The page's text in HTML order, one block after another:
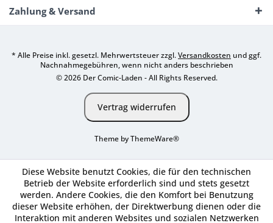
Zahlung & Versand
* Alle Preise inkl. gesetzl. Mehrwertsteuer zzgl.Versandkosten und ggf.
Nachnahmegebühren, wenn nicht anders beschrieben
© 2026 Der Comic-Laden - All Rights Reserved.
Vertrag widerrufen
Theme byThemeWare®
Diese Website benutzt Cookies, die für den technischen
Betrieb der Website erforderlich sind und stets gesetzt
werden. Andere Cookies, die den Komfort bei Benutzung
dieser Website erhöhen, der Direktwerbung dienen oder die
Interaktion mit anderen Websites und sozialen Netzwerken